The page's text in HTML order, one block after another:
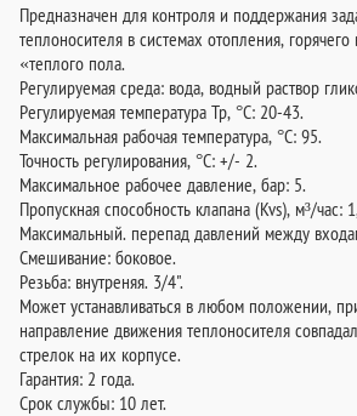
Предназначен для контроля и поддержания
теплоносителя в системах отопления,
«теплого пола.
Регулируемая среда: вода, водный раствор
Регулируемая температура Тр, °С: 20-43.
Максимальная рабочая температура, °С: 95.
Точность регулирования, °С: +/- 2.
Максимальное рабочее давление, бар: 5.
Пропускная способность клапана (Kvs), м³/час:
Макcимальный. перепад давлений между
Смешивание: боковое.
Резьба: внутреняя. 3/4".
Может устанавливаться в любом положении,
направление движения теплоносителя
стрелок на их корпусе.
Гарантия: 2 года.
Срок службы: 10 лет.